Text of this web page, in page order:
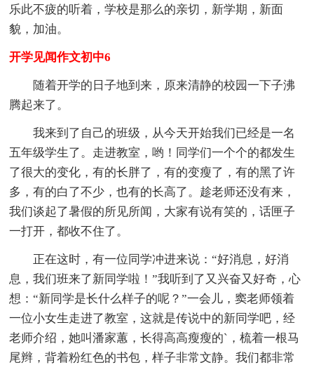
乐此不疲的听着，学校是那么的亲切，新学期，新面
貌，加油。
开学见闻作文初中6
随着开学的日子地到来，原来清静的校园一下子沸
腾起来了。
我来到了自己的班级，从今天开始我们已经是一名
五年级学生了。走进教室，哟！同学们一个个的都发生
了很大的变化，有的长胖了，有的变瘦了，有的黑了许
多，有的白了不少，也有的长高了。趁老师还没有来，
我们谈起了暑假的所见所闻，大家有说有笑的，话匣子
一打开，都收不住了。
正在这时，有一位同学冲进来说：“好消息，好消
息，我们班来了新同学啦！”我听到了又兴奋又好奇，心
想：“新同学是长什么样子的呢？”一会儿，窦老师领着
一位小女生走进了教室，这就是传说中的新同学吧，经
老师介绍，她叫潘家蕙，长得高高瘦瘦的`，梳着一根马
尾辫，背着粉红色的书包，样子非常文静。我们都非常